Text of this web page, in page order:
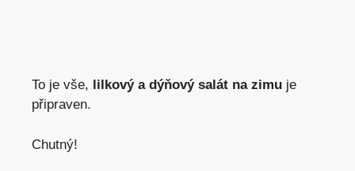
To je vše, lilkový a dýňový salát na zimu je
připraven.
Chutný!